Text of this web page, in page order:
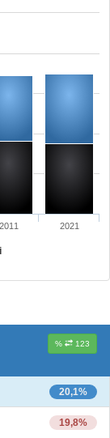
2011 2021
% 123
20,1%
19,8%